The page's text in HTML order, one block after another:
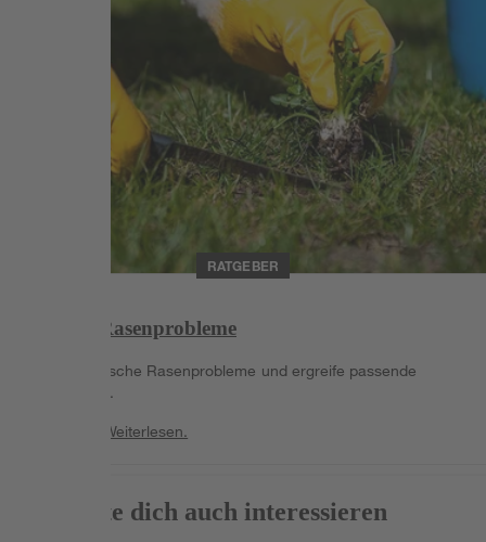
RATGEBER
Häufige Rasenprobleme
Erkenne typische Rasenprobleme und ergreife passende
Maßnahmen.
Weiterlesen.
Das könnte dich auch interessieren